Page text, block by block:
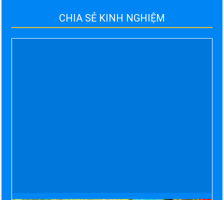
CHIA SẺ KINH NGHIỆM